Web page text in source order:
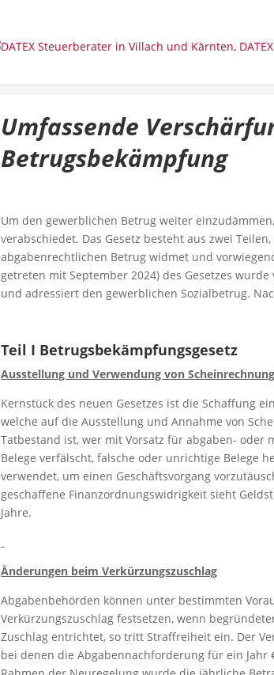
Umfassende
Betrugsbekämpfung
Um den gewerblichen Betrug weiter
verabschiedet. Das Gesetz besteht aus zwei
abgabenrechtlichen Betrug widmet und
getreten mit September 2024) des Gesetzes
und adressiert den gewerblichen Sozialbetrug.
Teil I Betrugsbekämpfungsgesetz
Ausstellung und Verwendung von
Kernstück des neuen Gesetzes ist die Schaffung
welche auf die Ausstellung und Annahme von
Tatbestand ist, wer mit Vorsatz für abgaben-
Belege verfälscht, falsche oder unrichtige Belege
verwendet, um einen Geschäftsvorgang
geschaffene Finanzordnungswidrigkeit sieht
Jahre.
Änderungen beim Verkürzungszuschlag
Abgabenbehörden können unter bestimmten
Verkürzungszuschlag festsetzen, wenn
Zuschlag entrichtet, so tritt Straffreiheit ein. Der
bei denen die Abgabennachforderung für ein Jahr